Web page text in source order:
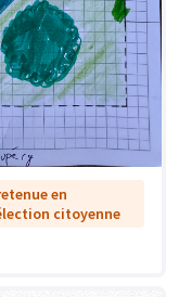
en
citoyenne